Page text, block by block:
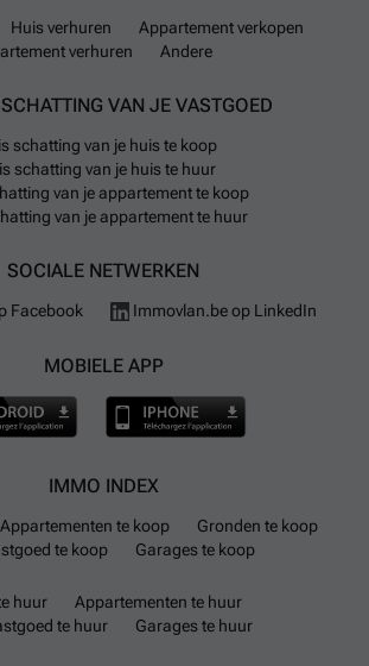
Huis verhuren
Appartement verkopen
verhuren
Andere
VAN JE VASTGOED
schatting van je huis te koop
schatting van je huis te huur
van je appartement te koop
van je appartement te huur
SOCIALE NETWERKEN
Facebook Immovlan.be op LinkedIn
MOBIELE APP
IMMO INDEX
Appartementen te koop
Gronden te koop
te koop
Garages te koop
huur
Appartementen te huur
te huur
Garages te huur